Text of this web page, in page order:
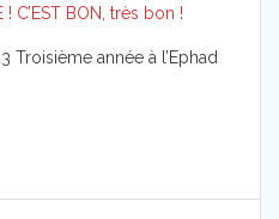
! C’EST BON, très bon !
Troisième année à l’Ephad